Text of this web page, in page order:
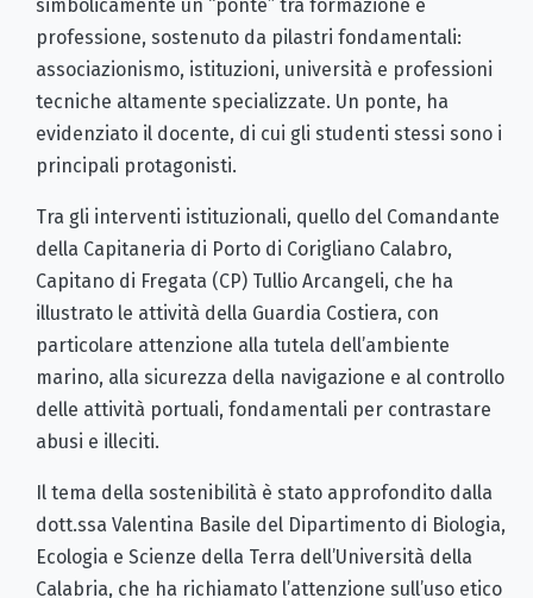
simbolicamente un “ponte” tra formazione e
professione, sostenuto da pilastri fondamentali:
associazionismo, istituzioni, università e professioni
tecniche altamente specializzate. Un ponte, ha
evidenziato il docente, di cui gli studenti stessi sono i
principali protagonisti.
Tra gli interventi istituzionali, quello del Comandante
della Capitaneria di Porto di Corigliano Calabro,
Capitano di Fregata (CP) Tullio Arcangeli, che ha
illustrato le attività della Guardia Costiera, con
particolare attenzione alla tutela dell’ambiente
marino, alla sicurezza della navigazione e al controllo
delle attività portuali, fondamentali per contrastare
abusi e illeciti.
Il tema della sostenibilità è stato approfondito dalla
dott.ssa Valentina Basile del Dipartimento di Biologia,
Ecologia e Scienze della Terra dell’Università della
Calabria, che ha richiamato l’attenzione sull’uso etico